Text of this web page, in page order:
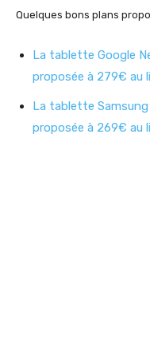
Quelques bons plans
La tablette Google
proposée à 279€ au
La tablette Samsung
proposée à 269€ au